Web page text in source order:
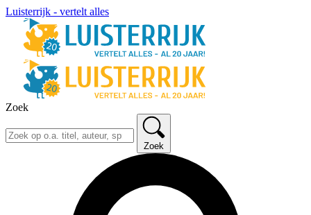
Luisterrijk - vertelt alles
Zoek
Zoek